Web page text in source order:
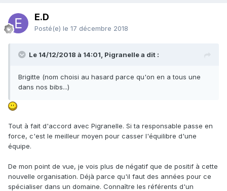
E.D
Posté(e) le 17 décembre 2018
Le 14/12/2018 à 14:01, Pigranelle a dit :
Brigitte (nom choisi au hasard parce qu'on en a tous une
dans nos bibs...)
Tout à fait d'accord avec Pigranelle. Si ta responsable passe en
force, c'est le meilleur moyen pour casser l'équilibre d'une
équipe.
De mon point de vue, je vois plus de négatif que de positif à cette
nouvelle organisation. Déjà parce qu'il faut des années pour ce
spécialiser dans un domaine. Connaître les référents d'un